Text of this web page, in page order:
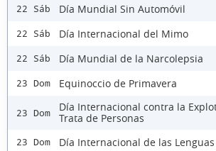
22 Sáb Día Mundial Sin Automóvil
22 Sáb Día Internacional del Mimo
22 Sáb Día Mundial de la Narcolepsia
23 Dom Equinoccio de Primavera
23 Dom
Día Internacional contra la
Trata de Personas
23 Dom Día Internacional de las Lenguas